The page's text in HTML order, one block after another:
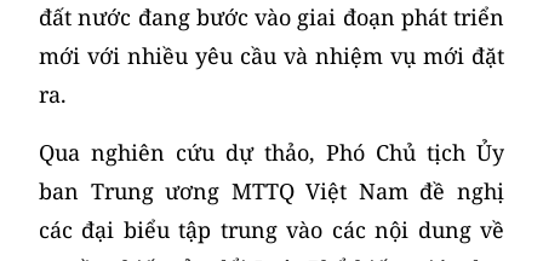
đất nước đang bước vào giai đoạn phát triển
mới với nhiều yêu cầu và nhiệm vụ mới đặt
ra.
Qua nghiên cứu dự thảo, Phó Chủ tịch Ủy
ban Trung ương MTTQ Việt Nam đề nghị
các đại biểu tập trung vào các nội dung về